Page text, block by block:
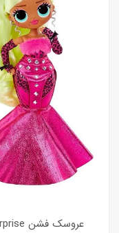
عروسک فشن LOL Surprise سری OMG مدل Lady Diva